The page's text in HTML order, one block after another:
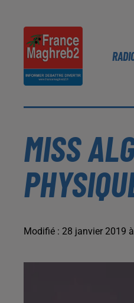
MISS
Modifié : 28 janvier 2019